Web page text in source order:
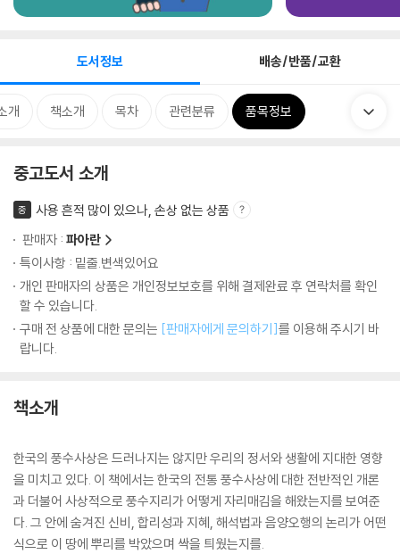
도서정보 배송/반품/교환
개 책소개 목차 관련분류 품목정보
중고도서 소개
중
사용 흔적 많이 있으나, 손상 없는 상품
판매자 : 파아란
특이사항 : 밑줄.변색있어요
개인 판매자의 상품은 개인정보보호를 위해 결제완료 후 연락처를 확인
할 수 있습니다.
구매 전 상품에 대한 문의는 [판매자에게 문의하기]를 이용해 주시기 바
랍니다.
책소개
한국의 풍수사상은 드러나지는 않지만 우리의 정서와 생활에 지대한 영향
을 미치고 있다. 이 책에서는 한국의 전통 풍수사상에 대한 전반적인 개론
과 더불어 사상적으로 풍수지리가 어떻게 자리매김을 해왔는지를 보여준
다. 그 안에 숨겨진 신비, 합리성과 지혜, 해석법과 음양오행의 논리가 어떤
식으로 이 땅에 뿌리를 박았으며 싹을 틔웠는지를.